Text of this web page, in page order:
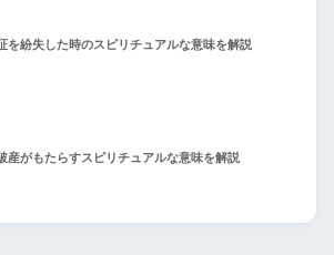
を紛失した時のスピリチュアルな意味を解説
産がもたらすスピリチュアルな意味を解説